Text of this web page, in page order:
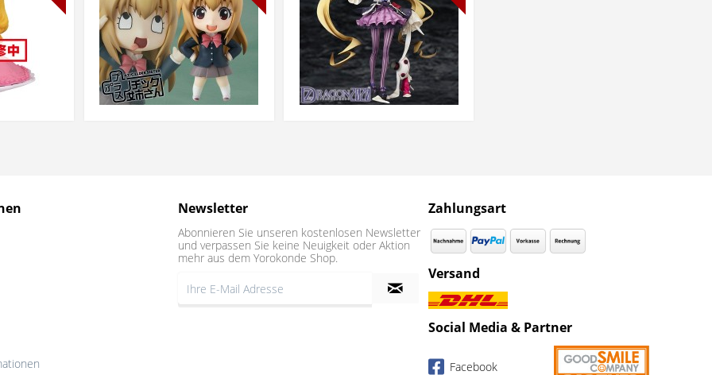
Newsletter
Abonnieren Sie unseren kostenlosen Newsletter
und verpassen Sie keine Neuigkeit oder Aktion
mehr aus dem Yorokonde Shop.
Zahlungsart
Versand
Social Media & Partner
Facebook